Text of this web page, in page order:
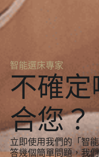
智能選床專家
不確
合您？
立即使用我們的「智
答幾個簡單問題，我